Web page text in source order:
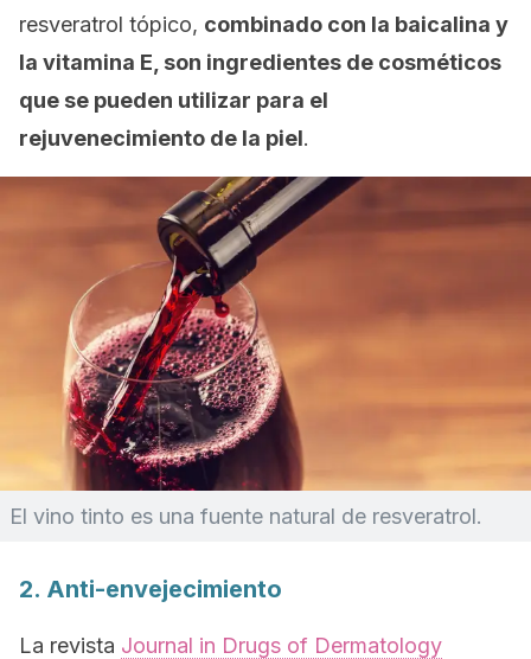
resveratrol tópico, combinado con la baicalina y
la vitamina E, son ingredientes de cosméticos
que se pueden utilizar para el
rejuvenecimiento de la piel.
El vino tinto es una fuente natural de resveratrol.
2. Anti-envejecimiento
La revista Journal in Drugs of Dermatology